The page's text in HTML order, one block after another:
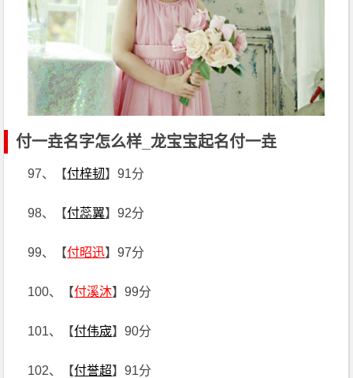
付一垚名字怎么样_龙宝宝起名付一垚
97、【付梓韧】91分
98、【付蕊翼】92分
99、【付昭迅】97分
100、【付溪沐】99分
101、【付伟宬】90分
102、【付誉超】91分